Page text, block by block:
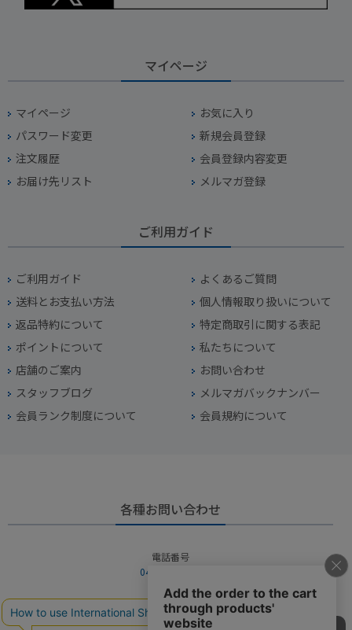
マイページ
マイページ
お気に入り
パスワード変更
新規会員登録
注文履歴
会員登録内容変更
お届け先リスト
メルマガ登録
ご利用ガイド
ご利用ガイド
よくあるご質問
送料とお支払い方法
個人情報取り扱いについて
返品特約について
特定商取引に関する表記
ポイントについて
私たちについて
店舗のご案内
お問い合わせ
スタッフブログ
メルマガバックナンバー
会員ランク制度について
会員規約について
各種お問い合わせ
電話番号
045-949-2451
営業時間
10：00～19：00